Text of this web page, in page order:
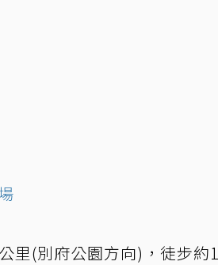
里(別府公園方向)，徒步約